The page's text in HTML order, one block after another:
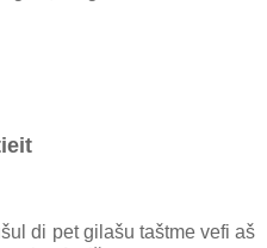
di pet gilašu taštme vefi aš